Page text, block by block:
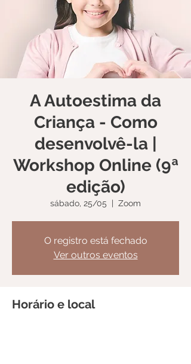
A Autoestima da
Criança - Como
desenvolvê-la |
Workshop Online (9ª
edição)
sábado, 25/05
  |
Zoom
O registro está fechado
Ver outros eventos
Horário e local